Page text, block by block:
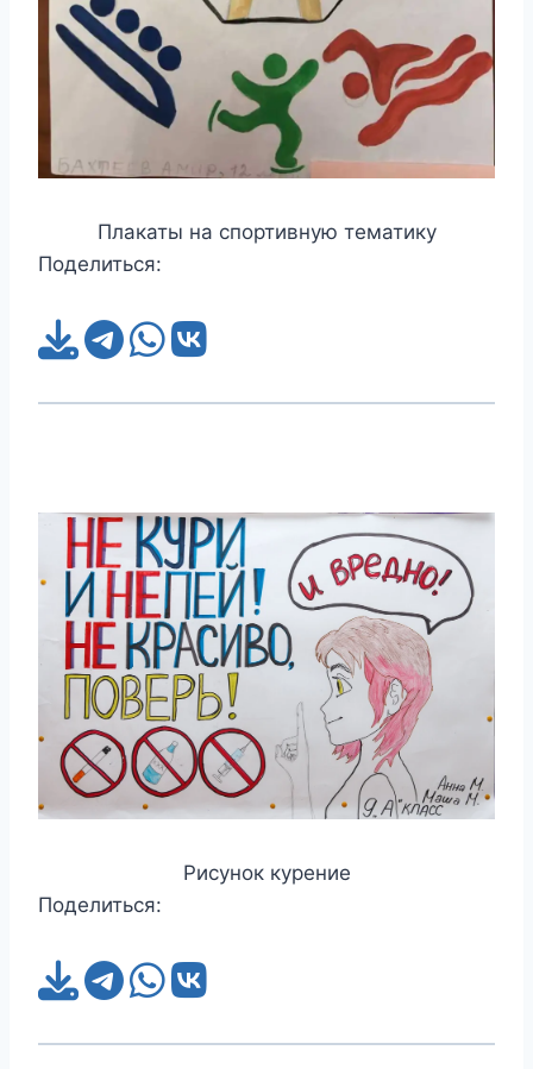
Плакаты на спортивную тематику
Поделиться:
Рисунок курение
Поделиться: